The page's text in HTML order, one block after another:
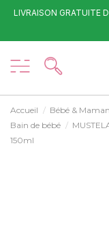
LIVRAISON GRATUITE
Accueil Bébé & Maman
Bain de bébé
150ml